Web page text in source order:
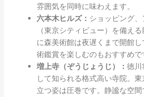
雰囲気を同時に味わえます。
六本木ヒルズ： ショッピング
（東京シティビュー）を備え
に森美術館は夜遅くまで開館
術鑑賞を楽しむのもおすすめで
増上寺（ぞうじょうじ）： 徳川
して知られる格式高い寺院。
立つ姿は圧巻です。静謐な空